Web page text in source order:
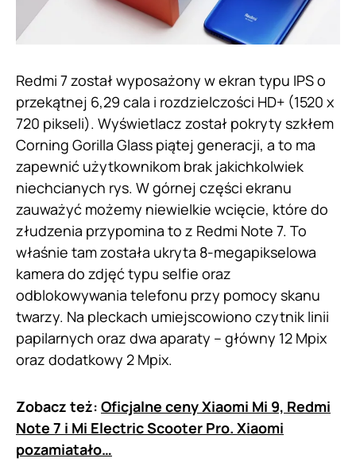
Redmi 7 został wyposażony w ekran typu IPS o
przekątnej 6,29 cala i rozdzielczości HD+ (1520 x
720 pikseli). Wyświetlacz został pokryty szkłem
Corning Gorilla Glass piątej generacji, a to ma
zapewnić użytkownikom brak jakichkolwiek
niechcianych rys. W górnej części ekranu
zauważyć możemy niewielkie wcięcie, które do
złudzenia przypomina to z Redmi Note 7. To
właśnie tam została ukryta 8-megapikselowa
kamera do zdjęć typu selfie oraz
odblokowywania telefonu przy pomocy skanu
twarzy. Na pleckach umiejscowiono czytnik linii
papilarnych oraz dwa aparaty – główny 12 Mpix
oraz dodatkowy 2 Mpix.
Zobacz też: Oficjalne ceny Xiaomi Mi 9, Redmi
Note 7 i Mi Electric Scooter Pro. Xiaomi
pozamiatało…